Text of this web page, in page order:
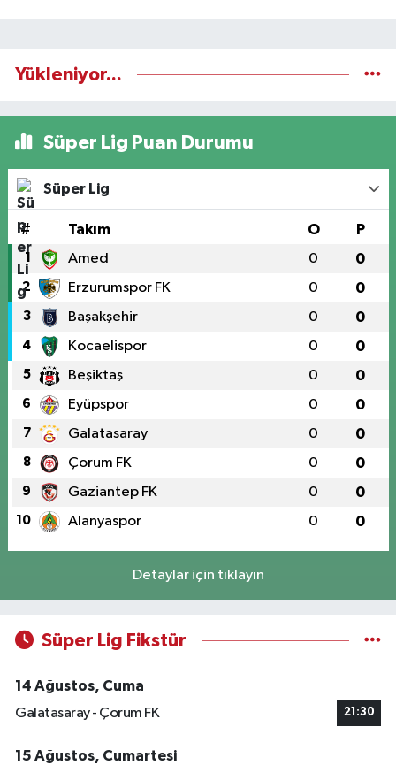
Yükleniyor...
Süper Lig Puan Durumu
Süper Lig
# Takım O P
1 Amed 0 0
2 Erzurumspor FK 0 0
3 Başakşehir 0 0
4 Kocaelispor 0 0
5 Beşiktaş 0 0
6 Eyüpspor 0 0
7 Galatasaray 0 0
8 Çorum FK 0 0
9 Gaziantep FK 0 0
10 Alanyaspor 0 0
Detaylar için tıklayın
Süper Lig Fikstür
14 Ağustos, Cuma
Galatasaray - Çorum FK
21:30
15 Ağustos, Cumartesi